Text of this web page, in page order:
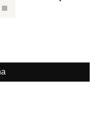
de zarcillos mixtos con